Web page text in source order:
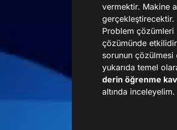
vermektir. Makine
gerçekleştirecektir.
Problem çözümleri
çözümünde
sorunun çözülmesi
yukarıda temel
derin öğrenme
altında inceleyelim.